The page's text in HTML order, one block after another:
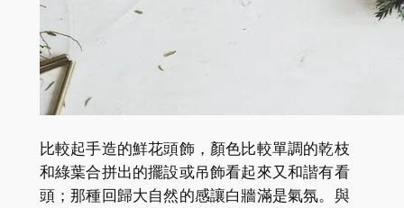
比較起手造的鮮花頭飾，顏色比較單調的乾枝
和綠葉合拼出的擺設或吊飾看起來又和諧有看
頭；那種回歸大自然的感讓白牆滿是氣氛。與